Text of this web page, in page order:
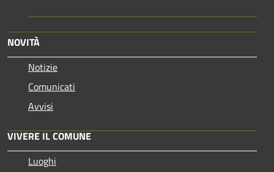
NOVITÀ
Notizie
Comunicati
Avvisi
VIVERE IL COMUNE
Luoghi